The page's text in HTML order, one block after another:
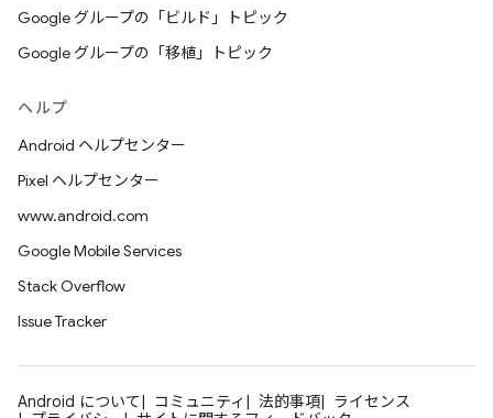
Google グループの「ビルド」トピック
Google グループの「移植」トピック
ヘルプ
Android ヘルプセンター
Pixel ヘルプセンター
www.android.com
Google Mobile Services
Stack Overflow
Issue Tracker
Android について コミュニティ 法的事項
ライセンス